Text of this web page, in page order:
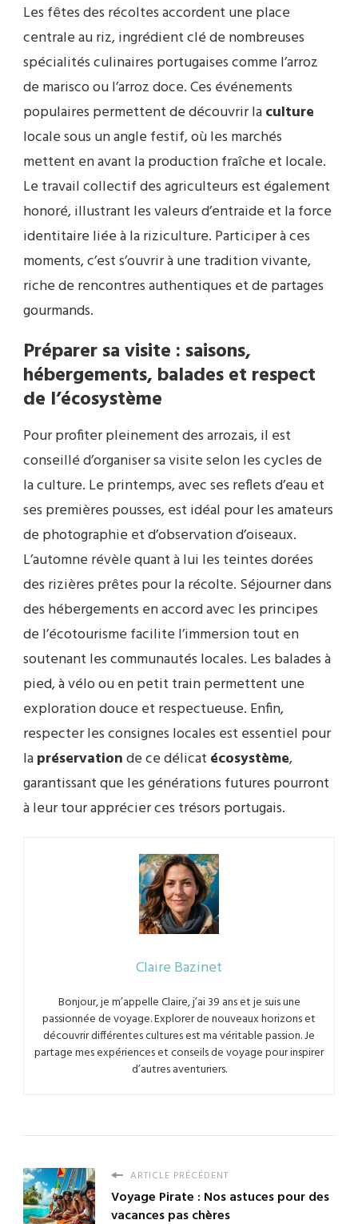
Les fêtes des récoltes accordent une place
centrale au riz, ingrédient clé de nombreuses
spécialités culinaires portugaises comme l’arroz
de marisco ou l’arroz doce. Ces événements
populaires permettent de découvrir laculture
locale sous un angle festif, où les marchés
mettent en avant la production fraîche et locale.
Le travail collectif des agriculteurs est également
honoré, illustrant les valeurs d’entraide et la force
identitaire liée à la riziculture. Participer à ces
moments, c’est s’ouvrir à une tradition vivante,
riche de rencontres authentiques et de partages
gourmands.
Préparer sa visite : saisons,
hébergements, balades et respect
de l’écosystème
Pour profiter pleinement des arrozais, il est
conseillé d’organiser sa visite selon les cycles de
la culture. Le printemps, avec ses reflets d’eau et
ses premières pousses, est idéal pour les amateurs
de photographie et d’observation d’oiseaux.
L’automne révèle quant à lui les teintes dorées
des rizières prêtes pour la récolte. Séjourner dans
des hébergements en accord avec les principes
de l’écotourisme facilite l’immersion tout en
soutenant les communautés locales. Les balades à
pied, à vélo ou en petit train permettent une
exploration douce et respectueuse. Enfin,
respecter les consignes locales est essentiel pour
lapréservationde ce délicat écosystème,
garantissant que les générations futures pourront
à leur tour apprécier ces trésors portugais.
Claire Bazinet
Bonjour, je m’appelle Claire, j’ai 39 ans et je suis une
passionnée de voyage. Explorer de nouveaux horizons et
découvrir différentes cultures est ma véritable passion. Je
partage mes expériences et conseils de voyage pour inspirer
d’autres aventuriers.
ARTICLE PRÉCÉDENT
Voyage Pirate : Nos astuces pour des
vacances pas chères